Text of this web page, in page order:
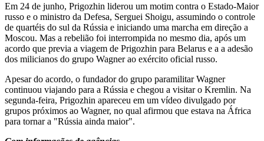
Em 24 de junho, Prigozhin liderou um motim contra o Estado-Maior
russo e o ministro da Defesa, Serguei Shoigu, assumindo o controle
de quartéis do sul da Rússia e iniciando uma marcha em direção a
Moscou. Mas a rebelião foi interrompida no mesmo dia, após um
acordo que previa a viagem de Prigozhin para Belarus e a a adesão
dos milicianos do grupo Wagner ao exército oficial russo.
Apesar do acordo, o fundador do grupo paramilitar Wagner
continuou viajando para a Rússia e chegou a visitar o Kremlin. Na
segunda-feira, Prigozhin apareceu em um vídeo divulgado por
grupos próximos ao Wagner, no qual afirmou que estava na África
para tornar a "Rússia ainda maior".